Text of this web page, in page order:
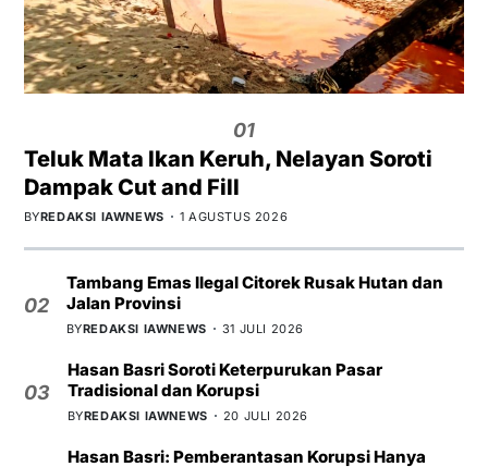
01
Teluk Mata Ikan Keruh, Nelayan Soroti
Dampak Cut and Fill
BYREDAKSI IAWNEWS 1 AGUSTUS 2026
02
Tambang Emas Ilegal Citorek Rusak Hutan dan
Jalan Provinsi
BYREDAKSI IAWNEWS 31 JULI 2026
03
Hasan Basri Soroti Keterpurukan Pasar
Tradisional dan Korupsi
BYREDAKSI IAWNEWS 20 JULI 2026
Hasan Basri: Pemberantasan Korupsi Hanya